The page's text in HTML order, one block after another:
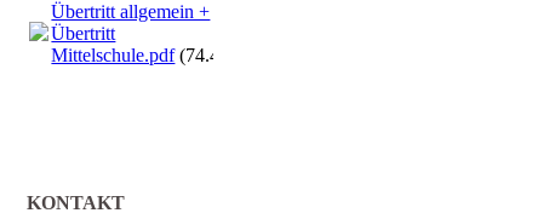
Übertritt allgemein +
Übertritt
Mittelschule.pdf(74.49KB)
KONTAKT